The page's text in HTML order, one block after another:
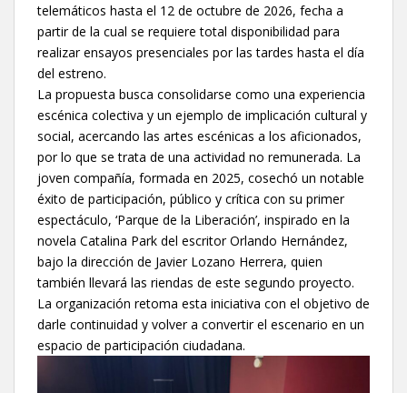
telemáticos hasta el 12 de octubre de 2026, fecha a
partir de la cual se requiere total disponibilidad para
realizar ensayos presenciales por las tardes hasta el día
del estreno.
La propuesta busca consolidarse como una experiencia
escénica colectiva y un ejemplo de implicación cultural y
social, acercando las artes escénicas a los aficionados,
por lo que se trata de una actividad no remunerada. La
joven compañía, formada en 2025, cosechó un notable
éxito de participación, público y crítica con su primer
espectáculo, ‘Parque de la Liberación’, inspirado en la
novela Catalina Park del escritor Orlando Hernández,
bajo la dirección de Javier Lozano Herrera, quien
también llevará las riendas de este segundo proyecto.
La organización retoma esta iniciativa con el objetivo de
darle continuidad y volver a convertir el escenario en un
espacio de participación ciudadana.